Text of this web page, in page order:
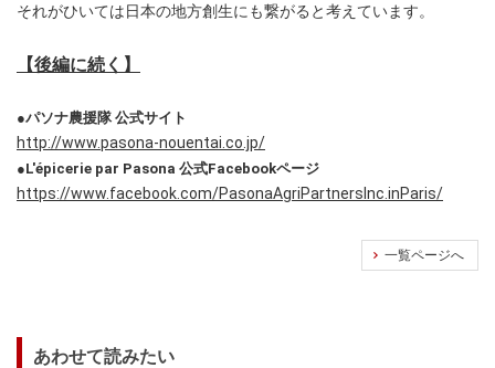
それがひいては日本の地方創生にも繋がると考えています。
【後編に続く】
●パソナ農援隊 公式サイト
http://www.pasona-nouentai.co.jp/
●L'épicerie par Pasona 公式Facebookページ
https://www.facebook.com/PasonaAgriPartnersInc.inParis/
一覧ページへ
あわせて読みたい